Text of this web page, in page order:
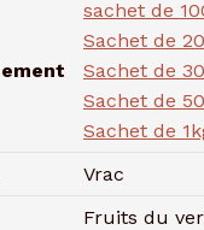
sachet de
Sachet de
Sachet de
Sachet de
Sachet de
Vrac
Fruits du